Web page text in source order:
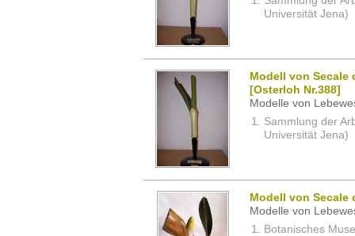
Universität Jena)
Modell von Secale
[Osterloh Nr.388]
Modelle von
Sammlung der
Universität Jena)
Modell von Secale
Modelle von
Botanisches